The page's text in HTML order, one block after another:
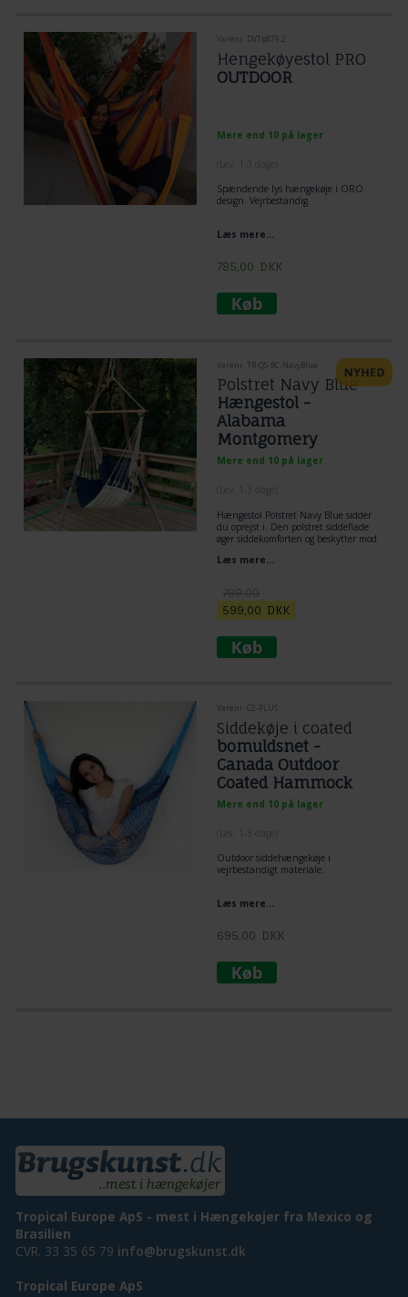
Varenr. DVTp879.2
Hengekøyestol PRO
OUTDOOR
Mere end 10 på lager
Spændende lys hængekøje i ORO
design. Vejrbestandig.
Læs mere...
785,00 DKK
Varenr. TR-QS-BC-NavyBlue
Polstret Navy Blue
Hængestol -
Alabama
Montgomery
HangOut
Mere end 10 på lager
Hængestol Polstret Navy Blue sidder
du oprejst i. Den polstret siddeflade
øger siddekomforten og beskytter mod
Siddestoffet er 122 cm x 94 cm. Højde
nedkøling.
Læs mere...
799,00
599,00 DKK
Varenr. C2-PLUS
Siddekøje i coated
bomuldsnet -
Canada Outdoor
Coated Hammock
Chair
Mere end 10 på lager
Outdoor siddehængekøje i
vejrbestandigt materiale.
Læs mere...
695,00 DKK
Tropical Europe ApS - mest i Hængekøjer fra Mexico og
Brasilien
CVR. 33 35 65 79 info@brugskunst.dk
Tropical Europe ApS